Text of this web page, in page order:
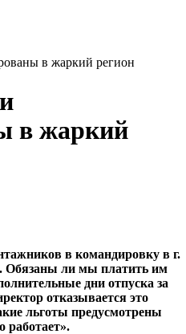
в жаркий регион
в жаркий
в командировку в г.
Обязаны ли мы платить им
дни отпуска за
отказывается это
льготы предусмотрены
работает».